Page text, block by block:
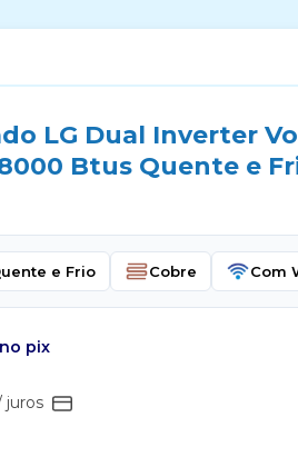
LG Dual Inverter
Btus Quente e
e Frio Cobre Com
no pix
juros